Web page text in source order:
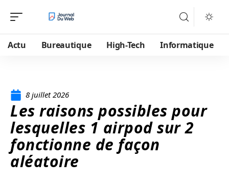
Actu Bureautique High-Tech Informatique
8 juillet 2026
Les raisons possibles pour
lesquelles 1 airpod sur 2
fonctionne de façon
aléatoire